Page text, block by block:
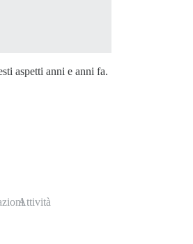
aspetti anni e anni fa.
Attività